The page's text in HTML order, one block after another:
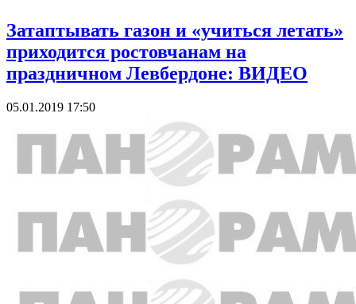
Затаптывать газон и «учиться летать»
приходится ростовчанам на
праздничном Левбердоне: ВИДЕО
05.01.2019 17:50